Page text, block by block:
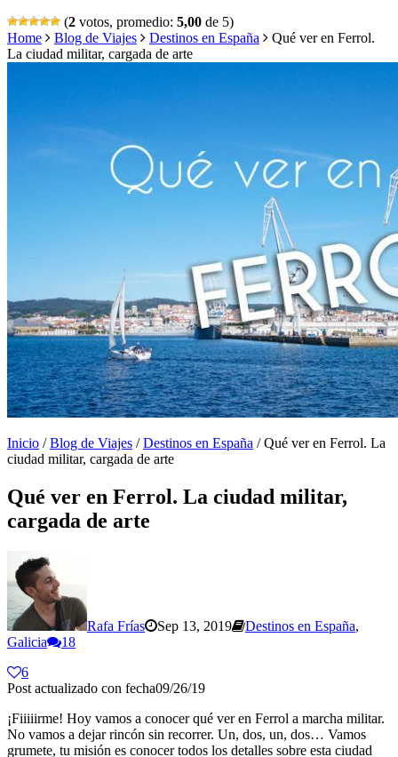
(2 votos, promedio: 5,00 de 5)
Home
Blog de Viajes Destinos en España
Qué ver en Ferrol.
La ciudad militar, cargada de arte
Inicio /Blog de Viajes /Destinos en España /Qué ver en Ferrol. La
ciudad militar, cargada de arte
Qué ver en Ferrol. La ciudad militar,
cargada de arte
Rafa Frías Sep 13, 2019 Destinos en España,
Galicia
18
6
Post actualizado con fecha09/26/19
¡Fiiiiirme! Hoy vamos a conocer qué ver en Ferrol a marcha militar.
No vamos a dejar rincón sin recorrer. Un, dos, un, dos… Vamos
grumete, tu misión es conocer todos los detalles sobre esta ciudad